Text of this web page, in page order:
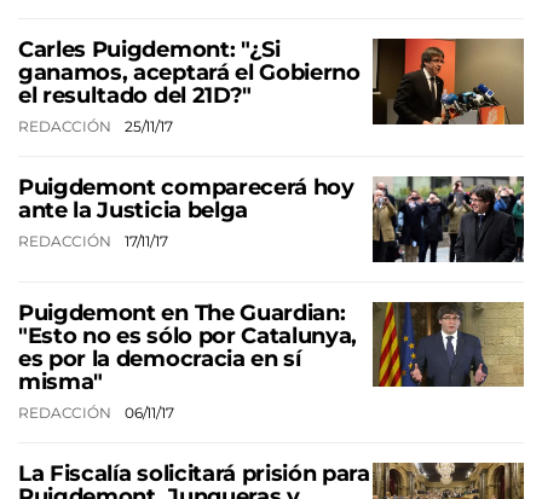
Carles Puigdemont: "¿Si
ganamos, aceptará el Gobierno
el resultado del 21D?"
REDACCIÓN 25/11/17
Puigdemont comparecerá hoy
ante la Justicia belga
REDACCIÓN 17/11/17
Puigdemont en The Guardian:
"Esto no es sólo por Catalunya,
es por la democracia en sí
misma"
REDACCIÓN 06/11/17
La Fiscalía solicitará prisión para